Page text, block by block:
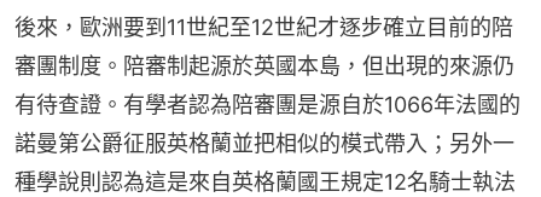
後來，歐洲要到11世紀至12世紀才逐步確立目前的陪
審團制度。陪審制起源於英國本島，但出現的來源仍
有待查證。有學者認為陪審團是源自於1066年法國的
諾曼第公爵征服英格蘭並把相似的模式帶入；另外一
種學說則認為這是來自英格蘭國王規定12名騎士執法